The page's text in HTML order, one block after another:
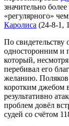
значительно
«регулярного»
Каролиса (24-8-1,
По свидетельству
односторонним и
который,
перебивал его
желанию. Поляков
коротким джебом
результативно
проблем довёл
судей со счётом